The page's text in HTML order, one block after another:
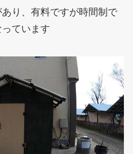
り、有料ですが時間制で
ています